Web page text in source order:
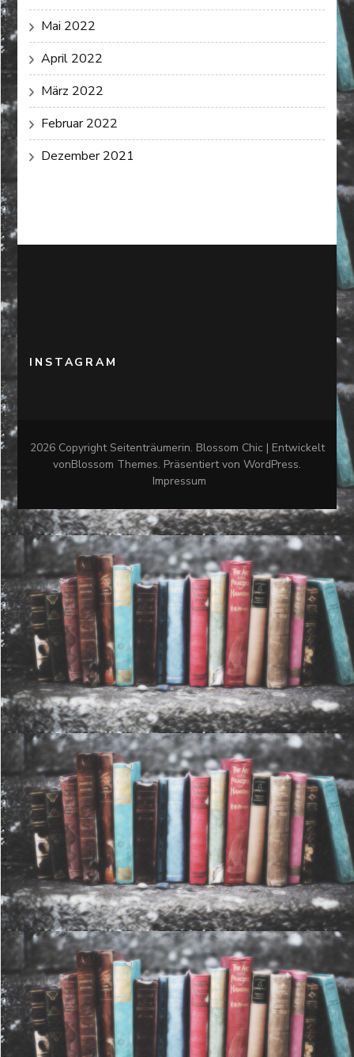
Mai 2022
April 2022
März 2022
Februar 2022
Dezember 2021
INSTAGRAM
2026 CopyrightSeitenträumerin. Blossom Chic | Entwickelt
vonBlossom Themes. Präsentiert von WordPress.
Impressum